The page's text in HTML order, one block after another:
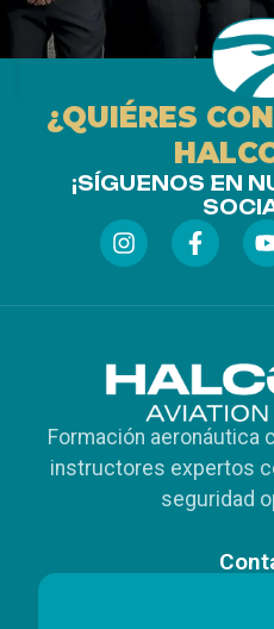
¿QUIÉRES
¡SÍGUENOS EN
Formación aeronáutica
instructores expertos
seguridad